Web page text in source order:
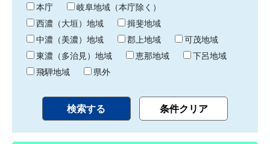
わ
り
本庁
岐阜地域（本庁除く）
西濃（大垣）地域
揖斐地域
中濃（美濃）地域
郡上地域
可茂地域
東濃（多治見）地域
恵那地域
下呂地域
飛騨地域
県外